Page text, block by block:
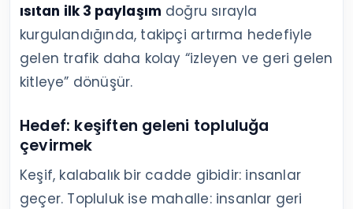
ısıtan ilk 3 paylaşım doğru sırayla
kurgulandığında, takipçi artırma hedefiyle
gelen trafik daha kolay “izleyen ve geri gelen
kitleye” dönüşür.
Hedef: keşiften geleni topluluğa
çevirmek
Keşif, kalabalık bir cadde gibidir: insanlar
geçer. Topluluk ise mahalle: insanlar geri